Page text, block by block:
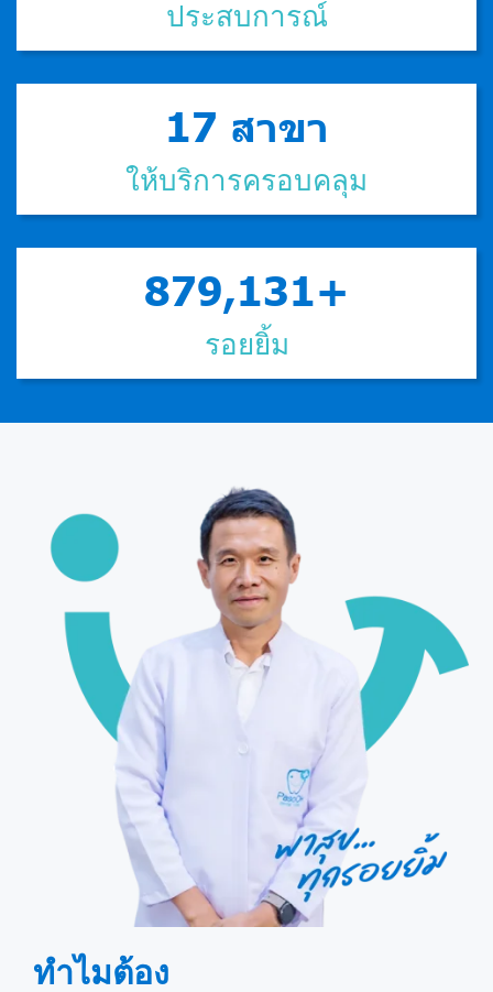
ประสบการณ์
24 สาขา
ให้บริการครอบคลุม
1,000,000+
รอยยิ้ม
ทำไมต้อง